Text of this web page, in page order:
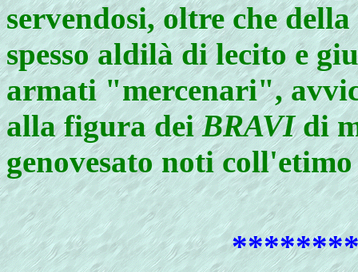
servendosi, oltre che
spesso aldilà di lecito e
armati "mercenari",
alla figura deiBRAVIdi
genovesato noti